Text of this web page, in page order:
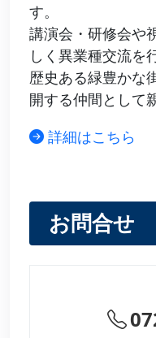
す。
講演会・研修会や
しく異業種交流を
歴史ある緑豊かな
開する仲間として
詳細はこちら
お問合せ